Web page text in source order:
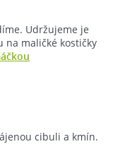
Udržujeme je
na maličké kostičky
cibuli a kmín.